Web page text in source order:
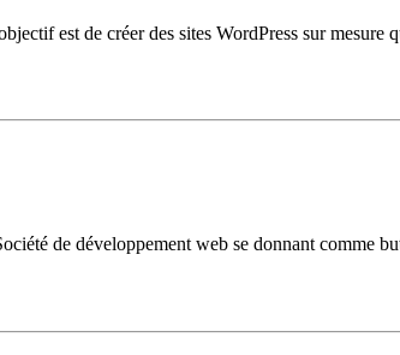
est de créer des sites WordPress sur mesure
de développement web se donnant comme